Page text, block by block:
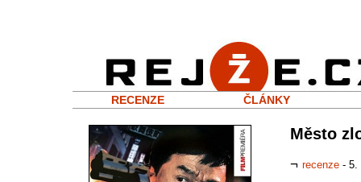
RECENZE ČLÁNKY
Město
¬ recenze - 5.